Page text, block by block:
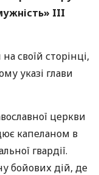
III
своїй сторінці,
указі глави
церкви
капеланом в
гвардії.
бойових дій, де